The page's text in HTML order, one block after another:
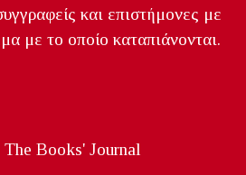
και επιστήμονες με
με το οποίο καταπιάνονται.
Books' Journal